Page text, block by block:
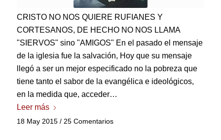
CRISTO NO NOS QUIERE RUFIANES Y
CORTESANOS, DE HECHO NO NOS LLAMA
"SIERVOS" sino "AMIGOS" En el pasado el mensaje
de la iglesia fue la salvación, Hoy que su mensaje
llegó a ser un mejor especificado no la pobreza que
tiene tanto el sabor de la evangélica e ideológicos,
en la medida que, acceder…
Leer más
18 May 2015 / 25 Comentarios